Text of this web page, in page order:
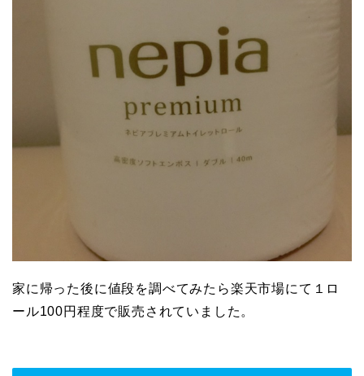
家に帰った後に値段を調べてみたら楽天市場にて１ロ
ール100円程度で販売されていました。